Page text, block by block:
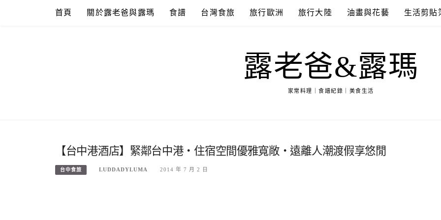
首頁 關於露老爸與露瑪 食譜 台灣食旅 旅行歐洲 旅行大陸 油畫與花藝 生活剪貼
露老爸&露瑪
家常料理｜食譜紀錄｜美食生活
【台中港酒店】緊鄰台中港‧住宿空間優雅寬敞‧遠離人潮渡假享悠閒
台中食旅 LUDDADYLUMA 2014 年 7 月 2 日